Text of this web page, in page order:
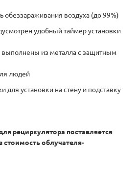
обеззараживания воздуха (до 99%)
удобный таймер установки
из металла с защитным
людей
установки на стену и подставку
рециркулятора поставляется
стоимость облучателя-